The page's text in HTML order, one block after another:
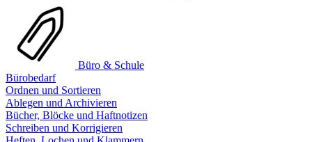
Büro & Schule
Bürobedarf
Ordnen und Sortieren
Ablegen und Archivieren
Bücher, Blöcke und Haftnotizen
Schreiben und Korrigieren